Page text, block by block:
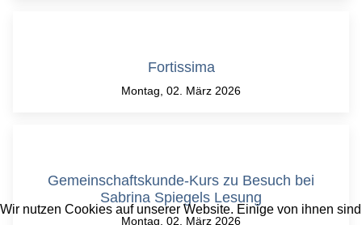
Fortissima
Montag, 02. März 2026
Gemeinschaftskunde-Kurs zu Besuch bei
Sabrina Spiegels Lesung
Montag, 02. März 2026
Wir nutzen Cookies auf unserer Website. Einige von ihnen sind